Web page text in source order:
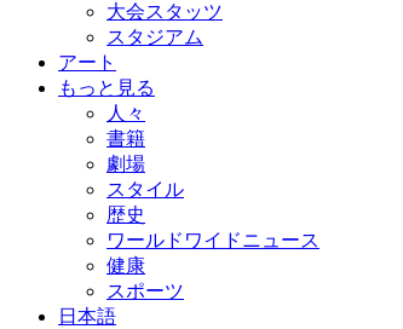
大会スタッツ
スタジアム
アート
もっと見る
人々
書籍
劇場
スタイル
歴史
ワールドワイドニュース
健康
スポーツ
日本語